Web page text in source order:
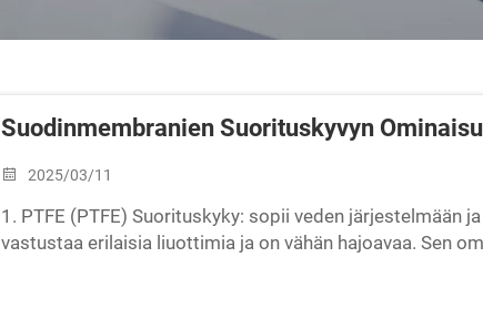
Suodinmembranien Suorituskyvyn
2025/03/11
1. PTFE (PTFE) Suorituskyky: sopii veden järjestelmään
vastustaa erilaisia liuottimia ja on vähän hajoavaa. Sen